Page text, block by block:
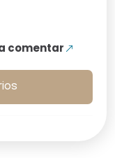
comentar